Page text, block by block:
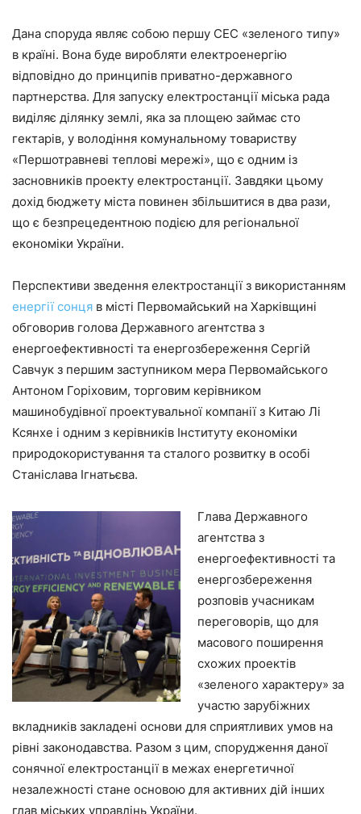
Дана споруда являє собою першу СЕС «зеленого типу»
в країні. Вона буде виробляти електроенергію
відповідно до принципів приватно-державного
партнерства. Для запуску електростанції міська рада
виділяє ділянку землі, яка за площею займає сто
гектарів, у володіння комунальному товариству
«Першотравневі теплові мережі», що є одним із
засновників проекту електростанції. Завдяки цьому
дохід бюджету міста повинен збільшитися в два рази,
що є безпрецедентною подією для регіональної
економіки України.
Перспективи зведення електростанції з використанням
енергії сонця в місті Первомайський на Харківщині
обговорив голова Державного агентства з
енергоефективності та енергозбереження Сергій
Савчук з першим заступником мера Первомайського
Антоном Горіховим, торговим керівником
машинобудівної проектувальної компанії з Китаю Лі
Ксянхе і одним з керівників Інституту економіки
природокористування та сталого розвитку в особі
Станіслава Ігнатьєва.
Глава Державного
агентства з
енергоефективності та
енергозбереження
розповів учасникам
переговорів, що для
масового поширення
схожих проектів
«зеленого характеру» за
участю зарубіжних
вкладників закладені основи для сприятливих умов на
рівні законодавства. Разом з цим, спорудження даної
сонячної електростанції в межах енергетичної
незалежності стане основою для активних дій інших
глав міських управлінь України.